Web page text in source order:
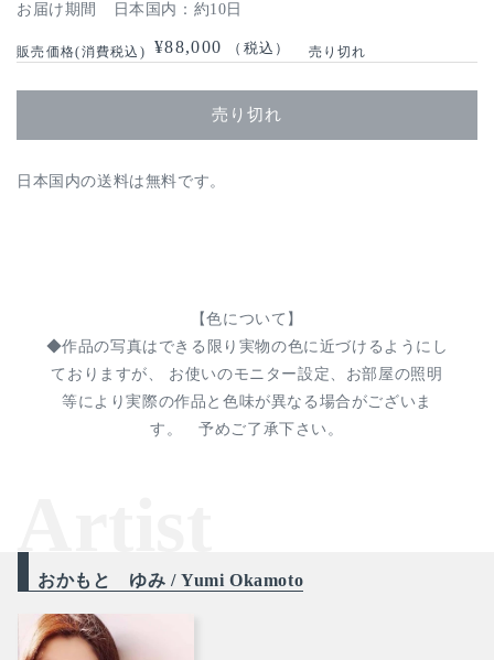
お届け期間 日本国内：約10日
通
¥88,000 （税込） 売り切れ
売り切れ
日本国内の送料は無料です。
【色について】
◆作品の写真はできる限り実物の色に近づけるようにし
ておりますが、 お使いのモニター設定、お部屋の照明
等により実際の作品と色味が異なる場合がございま
す。 予めご了承下さい。
おかもと ゆみ / Yumi Okamoto